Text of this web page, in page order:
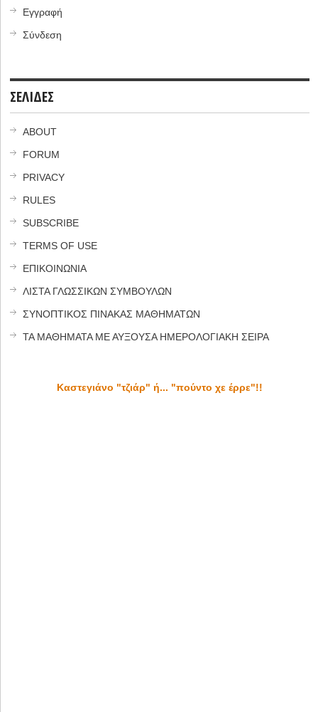
Εγγραφή
Σύνδεση
ΣΕΛΙΔΕΣ
ABOUT
FORUM
PRIVACY
RULES
SUBSCRIBE
TERMS OF USE
ΕΠΙΚΟΙΝΩΝΙΑ
ΛΙΣΤΑ ΓΛΩΣΣΙΚΩΝ ΣΥΜΒΟΥΛΩΝ
ΣΥΝΟΠΤΙΚΟΣ ΠΙΝΑΚΑΣ ΜΑΘΗΜΑΤΩΝ
ΤΑ ΜΑΘΗΜΑΤΑ ΜΕ ΑΥΞΟΥΣΑ ΗΜΕΡΟΛΟΓΙΑΚΗ ΣΕΙΡΑ
Καστεγιάνο "τζιάρ" ή... "πούντο χε έρρε"!!